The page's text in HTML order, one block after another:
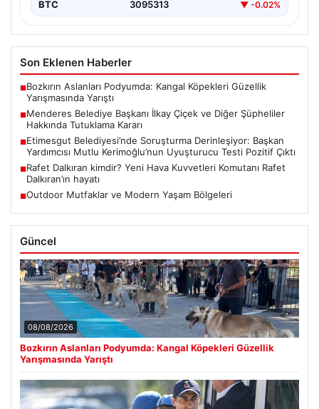
BTC 3095313 ▼ -0.02%
Son Eklenen Haberler
■Bozkırın Aslanları Podyumda: Kangal Köpekleri Güzellik
Yarışmasında Yarıştı
■Menderes Belediye Başkanı İlkay Çiçek ve Diğer Şüpheliler
Hakkında Tutuklama Kararı
■Etimesgut Belediyesi’nde Soruşturma Derinleşiyor: Başkan
Yardımcısı Mutlu Kerimoğlu’nun Uyuşturucu Testi Pozitif Çıktı
■Rafet Dalkıran kimdir? Yeni Hava Kuvvetleri Komutanı Rafet
Dalkıran’ın hayatı
■Outdoor Mutfaklar ve Modern Yaşam Bölgeleri
Güncel
08/08/2026
Bozkırın Aslanları Podyumda: Kangal Köpekleri Güzellik
Yarışmasında Yarıştı